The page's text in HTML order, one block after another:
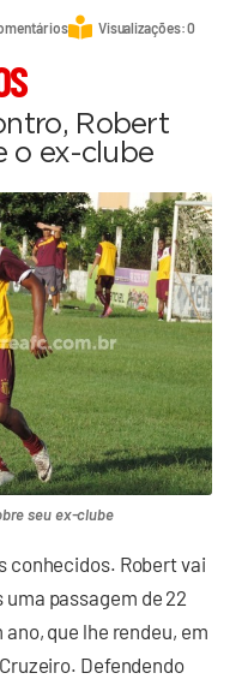
Visualizações: 0
Robert
o ex-clube
seu ex-clube
conhecidos. Robert vai
passagem de 22
que lhe rendeu, em
Defendendo